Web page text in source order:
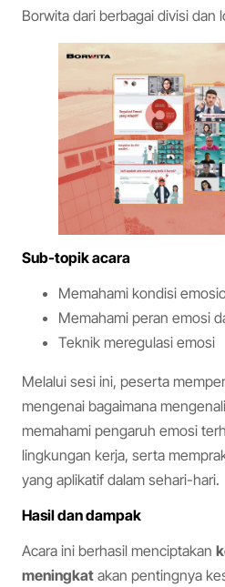
Borwita dari berbagai divisi dan
Sub-topik acara
Memahami kondisi
Memahami peran emosi
Teknik meregulasi emosi
Melalui sesi ini, peserta
mengenai bagaimana
memahami pengaruh emosi
lingkungan kerja, serta
yang aplikatif dalam sehari-hari.
Hasil dan dampak
Acara ini berhasil menciptakan
meningkat akan pentingnya